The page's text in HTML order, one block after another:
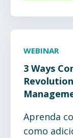
WEBINAR
3 Ways
Aprenda
como